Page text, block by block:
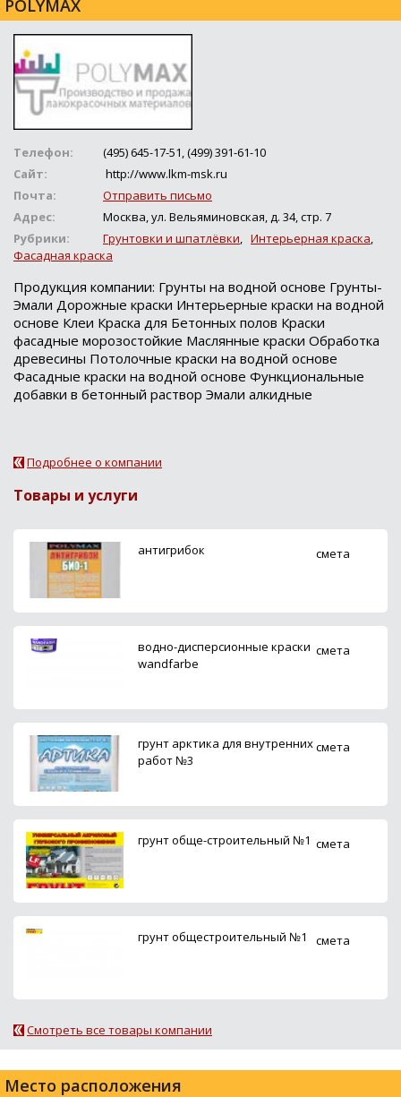
POLYMAX
Телефон:
(495) 645-17-51, (499) 391-61-10
Сайт:
http://www.lkm-msk.ru
Почта:
Отправить письмо
Адрес:
Москва, ул. Вельяминовская, д. 34, стр. 7
Рубрики:
Грунтовки и шпатлёвки, Интерьерная краска,
Фасадная краска
Продукция компании: Грунты на водной основе Грунты-
Эмали Дорожные краски Интерьерные краски на водной
основе Клеи Краска для Бетонных полов Краски
фасадные морозостойкие Маслянные краски Обработка
древесины Потолочные краски на водной основе
Фасадные краски на водной основе Функциональные
добавки в бетонный раствор Эмали алкидные
Подробнее о компании
Товары и услуги
антигрибок смета
водно-дисперсионные краски
wandfarbe
смета
грунт арктика для внутренних
работ №3
смета
грунт обще-строительный №1 смета
грунт общестроительный №1 смета
Смотреть все товары компании
Место расположения